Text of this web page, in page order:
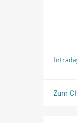
seit
Zum